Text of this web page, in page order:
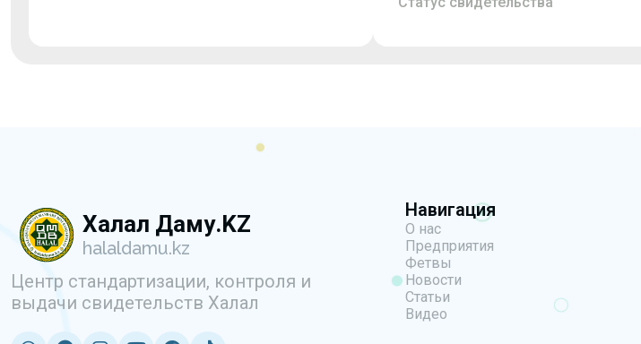
Халал Даму.KZ
halaldamu.kz
Центр стандартизации, контроля и
выдачи свидетельств Халал
Навигация
О нас
Предприятия
Фетвы
Новости
Статьи
Видео